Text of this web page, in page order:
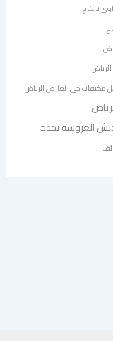
بالخرج
مكيفات حي العارض الرياض
العروسة بجدة